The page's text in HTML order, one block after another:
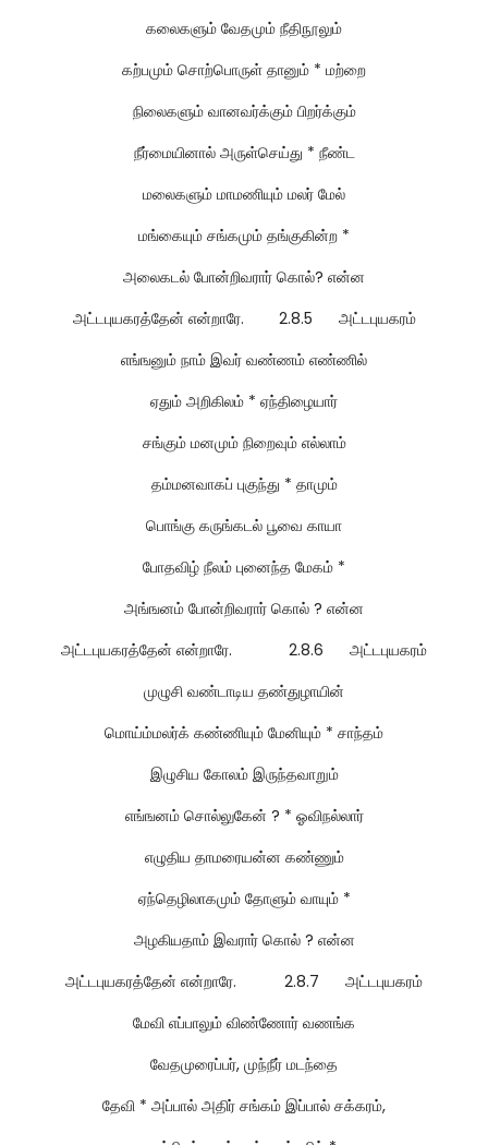
கலைகளும் வேதமும் நீதிநூலும்
கற்பமும் சொற்பொருள் தானும் * மற்றை
நிலைகளும் வானவர்க்கும் பிறர்க்கும்
நீர்மையினால் அருள்செய்து * நீண்ட
மலைகளும் மாமணியும் மலர் மேல்
மங்கையும் சங்கமும் தங்குகின்ற *
அலைகடல் போன்றிவரார் கொல்? என்ன
அட்டபுயகரத்தேன் என்றாரே. 2.8.5 அட்டபுயகரம்
எங்ஙனும் நாம் இவர் வண்ணம் எண்ணில்
ஏதும் அறிகிலம் * ஏந்திழையார்
சங்கும் மனமும் நிறைவும் எல்லாம்
தம்மனவாகப் புகுந்து * தாமும்
பொங்கு கருங்கடல் பூவை காயா
போதவிழ் நீலம் புனைந்த மேகம் *
அங்ஙனம் போன்றிவரார் கொல் ? என்ன
அட்டபுயகரத்தேன் என்றாரே. 2.8.6 அட்டபுயகரம்
முழுசி வண்டாடிய தண்துழாயின்
மொய்ம்மலர்க் கண்ணியும் மேனியும் * சாந்தம்
இழுசிய கோலம் இருந்தவாறும்
எங்ஙனம் சொல்லுகேன் ? * ஓவிநல்லார்
எழுதிய தாமரையன்ன கண்ணும்
ஏந்தெழிலாகமும் தோளும் வாயும் *
அழகியதாம் இவரார் கொல் ? என்ன
அட்டபுயகரத்தேன் என்றாரே. 2.8.7 அட்டபுயகரம்
மேவி எப்பாலும் விண்ணோர் வணங்க
வேதமுரைப்பர், முந்நீர் மடந்தை
தேவி * அப்பால் அதிர் சங்கம் இப்பால் சக்கரம்,